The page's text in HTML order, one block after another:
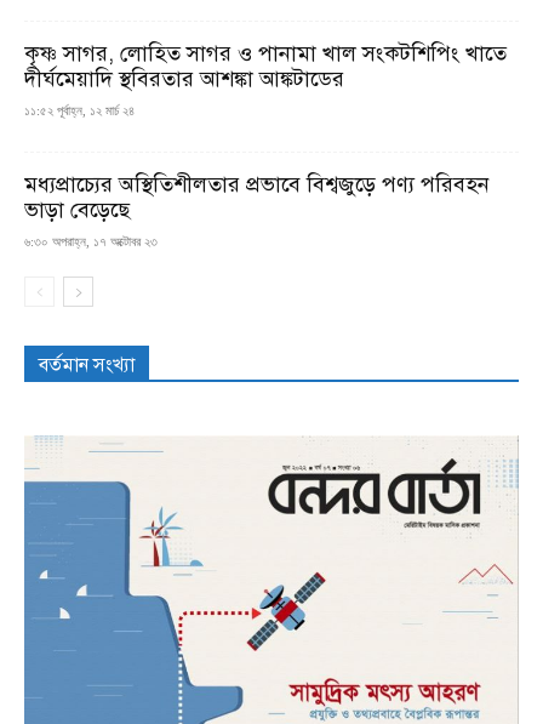
কৃষ্ণ সাগর, লোহিত সাগর ও পানামা খাল সংকটশিপিং খাতে
দীর্ঘমেয়াদি স্থবিরতার আশঙ্কা আঙ্কটাডের
১১:৫২ পূর্বাহ্ন, ১২ মার্চ ২৪
মধ্যপ্রাচ্যের অস্থিতিশীলতার প্রভাবে বিশ্বজুড়ে পণ্য পরিবহন
ভাড়া বেড়েছে
৬:৩০ অপরাহ্ন, ১৭ অক্টোবর ২৩
বর্তমান সংখ্যা